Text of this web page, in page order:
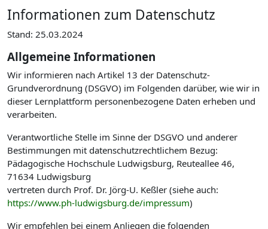
Informationen zum Datenschutz
Stand: 25.03.2024
Allgemeine Informationen
Wir informieren nach Artikel 13 der Datenschutz-
Grundverordnung (DSGVO) im Folgenden darüber, wie wir in
dieser Lernplattform personenbezogene Daten erheben und
verarbeiten.
Verantwortliche Stelle im Sinne der DSGVO und anderer
Bestimmungen mit datenschutzrechtlichem Bezug:
Pädagogische Hochschule Ludwigsburg, Reuteallee 46,
71634 Ludwigsburg
vertreten durch Prof. Dr. Jörg-U. Keßler (siehe auch:
https://www.ph-ludwigsburg.de/impressum)
Wir empfehlen bei einem Anliegen die folgenden